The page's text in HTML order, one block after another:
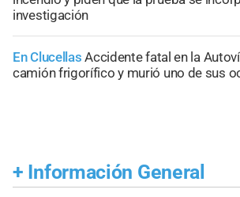
investigación
En Clucellas Accidente fatal en la
camión frigorífico y murió uno de sus
+ Información General